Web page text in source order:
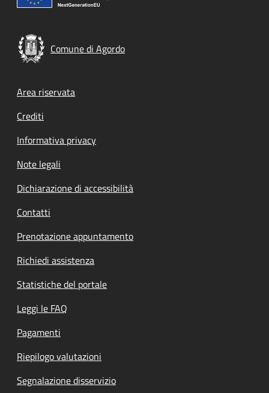
Comune di Agordo
Footer menu
Area riservata
Crediti
Informativa privacy
Note legali
Dichiarazione di accessibilità
Contatti
Prenotazione appuntamento
Richiedi assistenza
Statistiche del portale
Leggi le FAQ
Pagamenti
Riepilogo valutazioni
Segnalazione disservizio